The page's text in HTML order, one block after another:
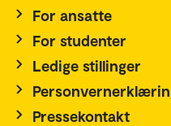
For ansatte
For studenter
Ledige stillinger
Pressekontakt